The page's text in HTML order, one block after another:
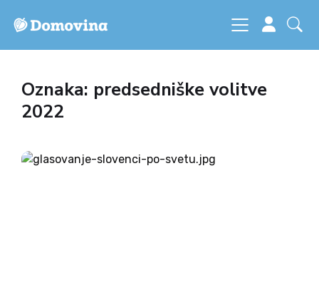
Oznaka: predsedniške volitve
2022